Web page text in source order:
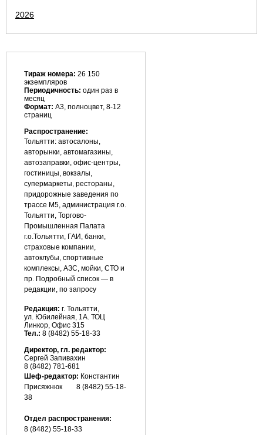
2026
Тираж номера: 26 150
экземпляров
Периодичность: один раз в
месяц
Формат: А3, полноцвет, 8-12
страниц
Распространение:
Тольятти: автосалоны,
авторынки, автомагазины,
автозаправки, офис-центры,
гостиницы, вокзалы,
супермаркеты, рестораны,
придорожные заведения по
трассе М5, администрация г.о.
Тольятти, Торгово-
Промышленная Палата
г.о.Тольятти, ГАИ, банки,
страховые компании,
автоклубы, спортивные
комплексы, АЗС, мойки, СТО и
пр. Подробный список — в
редакции, по запросу
Редакция: г. Тольятти,
ул. Юбилейная, 1А. ТОЦ
Линкор, Офис 315
Тел.: 8 (8482) 55-18-33
Директор, гл. редактор:
Сергей Запивахин
8 (8482) 781-681
Шеф-редактор: Константин
Присяжнюк 8 (8482) 55-18-
38
Отдел распространения:
8 (8482) 55-18-33